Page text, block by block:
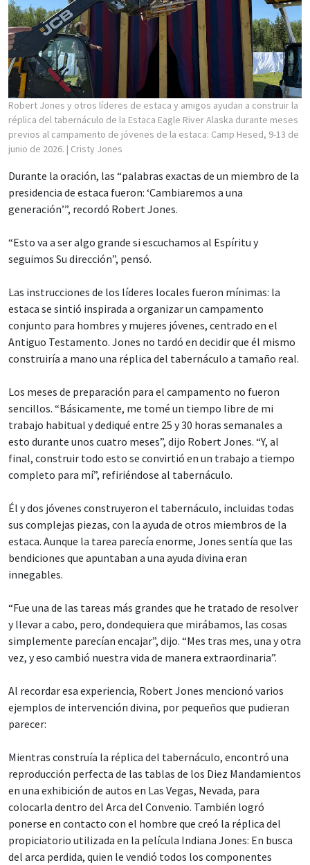
Robert Jones y otros líderes de estaca y amigos ayudan a construir la
réplica del tabernáculo de la Estaca Eagle River Alaska durante meses
previos al campamento de jóvenes de la estaca: Camp Hesed, 9-13 de
junio de 2026. | Cristy Jones
Durante la oración, las “palabras exactas de un miembro de la
presidencia de estaca fueron: ‘Cambiaremos a una
generación’”, recordó Robert Jones.
“Esto va a ser algo grande si escuchamos al Espíritu y
seguimos Su dirección”, pensó.
Las instrucciones de los líderes locales fueron mínimas: la
estaca se sintió inspirada a organizar un campamento
conjunto para hombres y mujeres jóvenes, centrado en el
Antiguo Testamento. Jones no tardó en decidir que él mismo
construiría a mano una réplica del tabernáculo a tamaño real.
Los meses de preparación para el campamento no fueron
sencillos. “Básicamente, me tomé un tiempo libre de mi
trabajo habitual y dediqué entre 25 y 30 horas semanales a
esto durante unos cuatro meses”, dijo Robert Jones. “Y, al
final, construir todo esto se convirtió en un trabajo a tiempo
completo para mí”, refiriéndose al tabernáculo.
Él y dos jóvenes construyeron el tabernáculo, incluidas todas
sus complejas piezas, con la ayuda de otros miembros de la
estaca. Aunque la tarea parecía enorme, Jones sentía que las
bendiciones que apuntaban a una ayuda divina eran
innegables.
“Fue una de las tareas más grandes que he tratado de resolver
y llevar a cabo, pero, dondequiera que mirábamos, las cosas
simplemente parecían encajar”, dijo. “Mes tras mes, una y otra
vez, y eso cambió nuestra vida de manera extraordinaria”.
Al recordar esa experiencia, Robert Jones mencionó varios
ejemplos de intervención divina, por pequeños que pudieran
parecer:
Mientras construía la réplica del tabernáculo, encontró una
reproducción perfecta de las tablas de los Diez Mandamientos
en una exhibición de autos en Las Vegas, Nevada, para
colocarla dentro del Arca del Convenio. También logró
ponerse en contacto con el hombre que creó la réplica del
propiciatorio utilizada en la película Indiana Jones: En busca
del arca perdida, quien le vendió todos los componentes